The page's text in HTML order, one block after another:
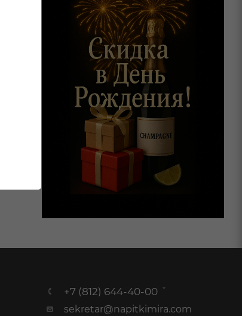
+7 (812) 644-40-00
sekretar@napitkimira.com